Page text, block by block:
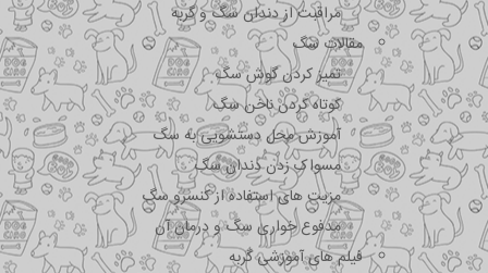
مراقبت از دندان سگ و گربه
مقالات سگ
تمیز کردن گوش سگ
کوتاه کردن ناخن سگ
آموزش محل دستشویی به سگ
مسواک زدن دندان سگ
مزیت های استفاده از کنسرو سگ
مدفوع خواری سگ و درمان آن
فیلم های آموزشی گربه